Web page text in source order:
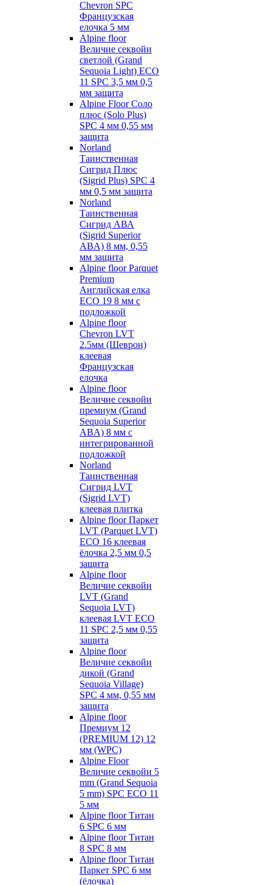
Chevron SPC
Французская
елочка 5 мм
Alpine floor
Величие секвойи
светлой (Grand
Sequoia Light) ECO
11 SPC 3,5 мм 0,5
мм защита
Alpine Floor Соло
плюс (Solo Plus)
SPC 4 мм 0,55 мм
защита
Norland
Таинственная
Сигрид Плюс
(Sigrid Plus) SPC 4
мм 0,5 мм защита
Norland
Таинственная
Сигрид АВА
(Sigrid Superior
ABA) 8 мм, 0,55
мм защита
Alpine floor Parquet
Premium
Английская елка
ECO 19 8 мм с
подложкой
Alpine floor
Chevron LVT
2.5мм (Шеврон)
клеевая
Французская
елочка
Alpine floor
Величие секвойи
премиум (Grand
Sequoia Superior
ABA) 8 мм с
интегрированной
подложкой
Norland
Таинственная
Сигрид LVT
(Sigrid LVT)
клеевая плитка
Alpine floor Паркет
LVT (Parquet LVT)
ECO 16 клеевая
ёлочка 2,5 мм 0,5
защита
Alpine floor
Величие секвойи
LVT (Grand
Sequoia LVT)
клеевая LVT ECO
11 SPC 2,5 мм 0,55
защита
Alpine floor
Величие секвойи
дикой (Grand
Sequoia Village)
SPC 4 мм, 0,55 мм
защита
Alpine floor
Премиум 12
(PREMIUM 12) 12
мм (WPC)
Alpine Floor
Величие секвойи 5
mm (Grand Sequoia
5 mm) SPC ECO 11
5 мм
Alpine floor Титан
6 SPC 6 мм
Alpine floor Титан
8 SPC 8 мм
Alpine floor Титан
Паркет SPC 6 мм
(ёлочка)